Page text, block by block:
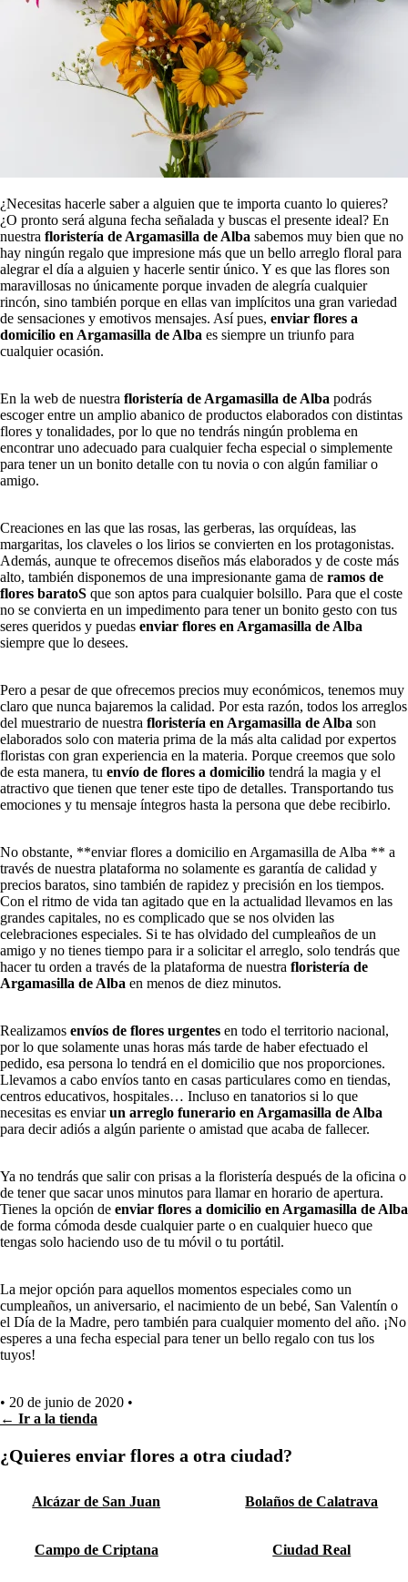
¿Necesitas hacerle saber a alguien que te importa cuanto lo quieres?
¿O pronto será alguna fecha señalada y buscas el presente ideal? En
nuestra floristería de Argamasilla de Alba sabemos muy bien que no
hay ningún regalo que impresione más que un bello arreglo floral para
alegrar el día a alguien y hacerle sentir único. Y es que las flores son
maravillosas no únicamente porque invaden de alegría cualquier
rincón, sino también porque en ellas van implícitos una gran variedad
de sensaciones y emotivos mensajes. Así pues, enviar flores a
domicilio en Argamasilla de Alba es siempre un triunfo para
cualquier ocasión.
En la web de nuestra floristería de Argamasilla de Alba podrás
escoger entre un amplio abanico de productos elaborados con distintas
flores y tonalidades, por lo que no tendrás ningún problema en
encontrar uno adecuado para cualquier fecha especial o simplemente
para tener un un bonito detalle con tu novia o con algún familiar o
amigo.
Creaciones en las que las rosas, las gerberas, las orquídeas, las
margaritas, los claveles o los lirios se convierten en los protagonistas.
Además, aunque te ofrecemos diseños más elaborados y de coste más
alto, también disponemos de una impresionante gama de ramos de
flores baratoS que son aptos para cualquier bolsillo. Para que el coste
no se convierta en un impedimento para tener un bonito gesto con tus
seres queridos y puedas enviar flores en Argamasilla de Alba
siempre que lo desees.
Pero a pesar de que ofrecemos precios muy económicos, tenemos muy
claro que nunca bajaremos la calidad. Por esta razón, todos los arreglos
del muestrario de nuestra floristería en Argamasilla de Alba son
elaborados solo con materia prima de la más alta calidad por expertos
floristas con gran experiencia en la materia. Porque creemos que solo
de esta manera, tu envío de flores a domicilio tendrá la magia y el
atractivo que tienen que tener este tipo de detalles. Transportando tus
emociones y tu mensaje íntegros hasta la persona que debe recibirlo.
No obstante, **enviar flores a domicilio en Argamasilla de Alba ** a
través de nuestra plataforma no solamente es garantía de calidad y
precios baratos, sino también de rapidez y precisión en los tiempos.
Con el ritmo de vida tan agitado que en la actualidad llevamos en las
grandes capitales, no es complicado que se nos olviden las
celebraciones especiales. Si te has olvidado del cumpleaños de un
amigo y no tienes tiempo para ir a solicitar el arreglo, solo tendrás que
hacer tu orden a través de la plataforma de nuestra floristería de
Argamasilla de Alba en menos de diez minutos.
Realizamos envíos de flores urgentes en todo el territorio nacional,
por lo que solamente unas horas más tarde de haber efectuado el
pedido, esa persona lo tendrá en el domicilio que nos proporciones.
Llevamos a cabo envíos tanto en casas particulares como en tiendas,
centros educativos, hospitales… Incluso en tanatorios si lo que
necesitas es enviarun arreglo funerario en Argamasilla de Alba
para decir adiós a algún pariente o amistad que acaba de fallecer.
Ya no tendrás que salir con prisas a la floristería después de la oficina o
de tener que sacar unos minutos para llamar en horario de apertura.
Tienes la opción de enviar flores a domicilio en Argamasilla de Alba
de forma cómoda desde cualquier parte o en cualquier hueco que
tengas solo haciendo uso de tu móvil o tu portátil.
La mejor opción para aquellos momentos especiales como un
cumpleaños, un aniversario, el nacimiento de un bebé, San Valentín o
el Día de la Madre, pero también para cualquier momento del año. ¡No
esperes a una fecha especial para tener un bello regalo con tus los
tuyos!
• 20 de junio de 2020 •
← Ir a la tienda
¿Quieres enviar flores a otra ciudad?
Alcázar de San Juan Bolaños de Calatrava
Campo de Criptana Ciudad Real